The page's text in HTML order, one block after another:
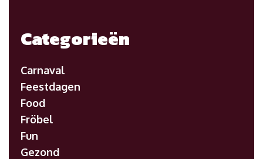
Categorieën
Carnaval
Feestdagen
Food
Fröbel
Fun
Gezond